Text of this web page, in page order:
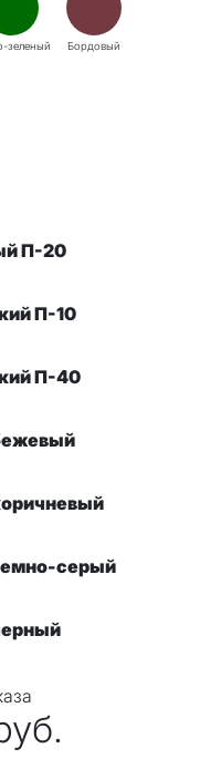
зеленый Бордовый
П-20
П-10
П-40
серый